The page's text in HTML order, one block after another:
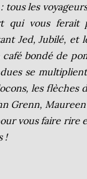
tous les
qui vous ferait
Jed, Jubilé,
bondé de
se
les flèches
Grenn,
vous faire rire
!